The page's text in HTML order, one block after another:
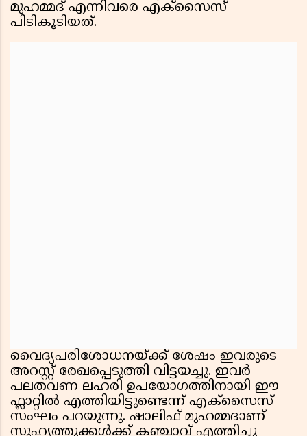
മുഹമ്മദ് എന്നിവരെ എക്സൈസ്
പിടികൂടിയത്.
വൈദ്യപരിശോധനയ്ക്ക് ശേഷം ഇവരുടെ
അറസ്റ്റ് രേഖപ്പെടുത്തി വിട്ടയച്ചു. ഇവർ
പലതവണ ലഹരി ഉപയോഗത്തിനായി ഈ
ഫ്ലാറ്റിൽ എത്തിയിട്ടുണ്ടെന്ന് എക്സൈസ്
സംഘം പറയുന്നു. ഷാലിഫ് മുഹമ്മദാണ്
സുഹൃത്തുക്കൾക്ക് കഞ്ചാവ് എത്തിച്ചു